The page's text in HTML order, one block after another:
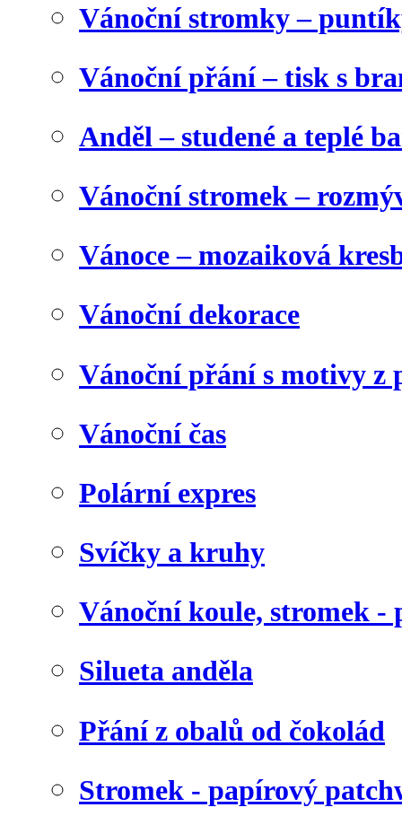
Vánoční stromky –
Vánoční přání – tisk s
Anděl – studené a teplé
Vánoční stromek –
Vánoce – mozaiková
Vánoční dekorace
Vánoční přání s motivy z
Vánoční čas
Polární expres
Svíčky a kruhy
Vánoční koule, stromek -
Silueta anděla
Přání z obalů od čokolád
Stromek - papírový